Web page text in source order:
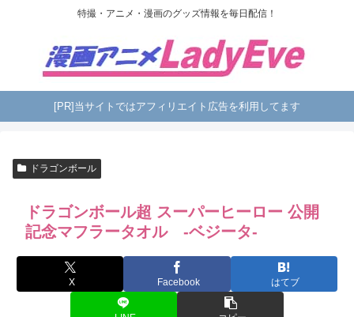
特撮・アニメ・漫画のグッズ情報を毎日配信！
[PR]当サイトではアフィリエイト広告を利用してます
ドラゴンボール
ドラゴンボール超 スーパーヒーロー 公開
記念マフラータオル -ベジータ-
X Facebook はてブ